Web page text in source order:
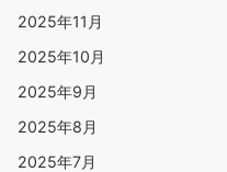
2025年11月
2025年10月
2025年9月
2025年8月
2025年7月